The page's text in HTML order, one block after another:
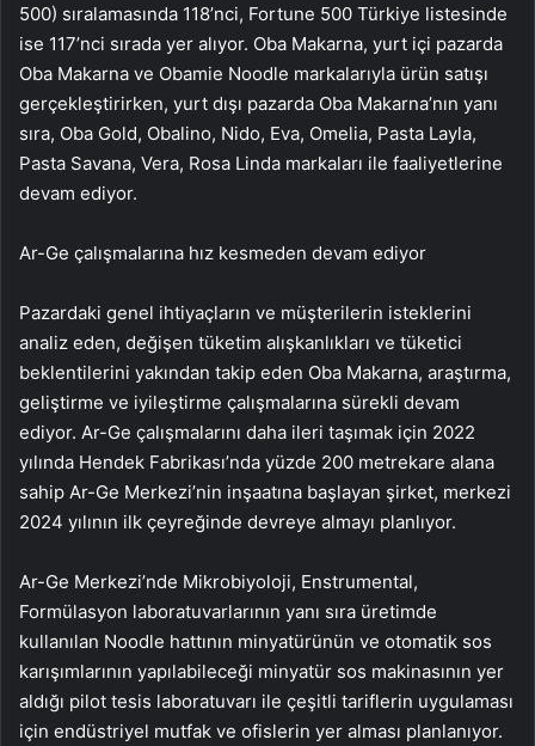
500) sıralamasında 118’nci, Fortune 500 Türkiye listesinde
ise 117’nci sırada yer alıyor. Oba Makarna, yurt içi pazarda
Oba Makarna ve Obamie Noodle markalarıyla ürün satışı
gerçekleştirirken, yurt dışı pazarda Oba Makarna’nın yanı
sıra, Oba Gold, Obalino, Nido, Eva, Omelia, Pasta Layla,
Pasta Savana, Vera, Rosa Linda markaları ile faaliyetlerine
devam ediyor.
Ar-Ge çalışmalarına hız kesmeden devam ediyor
Pazardaki genel ihtiyaçların ve müşterilerin isteklerini
analiz eden, değişen tüketim alışkanlıkları ve tüketici
beklentilerini yakından takip eden Oba Makarna, araştırma,
geliştirme ve iyileştirme çalışmalarına sürekli devam
ediyor. Ar-Ge çalışmalarını daha ileri taşımak için 2022
yılında Hendek Fabrikası’nda yüzde 200 metrekare alana
sahip Ar-Ge Merkezi’nin inşaatına başlayan şirket, merkezi
2024 yılının ilk çeyreğinde devreye almayı planlıyor.
Ar-Ge Merkezi’nde Mikrobiyoloji, Enstrumental,
Formülasyon laboratuvarlarının yanı sıra üretimde
kullanılan Noodle hattının minyatürünün ve otomatik sos
karışımlarının yapılabileceği minyatür sos makinasının yer
aldığı pilot tesis laboratuvarı ile çeşitli tariflerin uygulaması
için endüstriyel mutfak ve ofislerin yer alması planlanıyor.